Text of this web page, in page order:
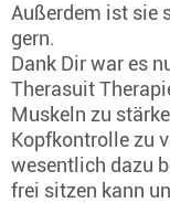
Außerdem ist sie
gern.
Dank Dir war es
Therasuit
Muskeln zu
Kopfkontrolle zu
wesentlich dazu
frei sitzen kann